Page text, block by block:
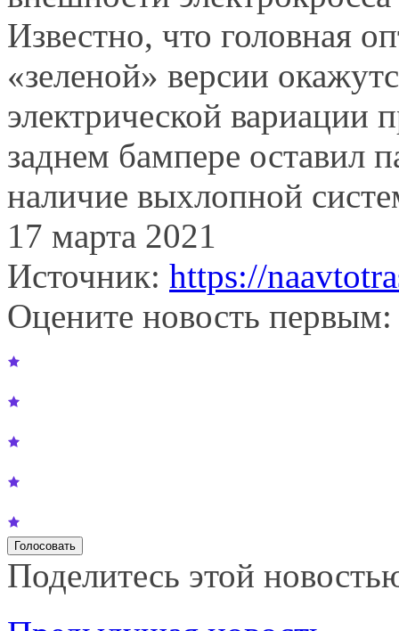
Известно, что головная
«зеленой» версии
электрической вариации
заднем бампере оставил
наличие выхлопной
17 марта 2021
Источник: https://
Оцените новость первым:
Поделитесь этой